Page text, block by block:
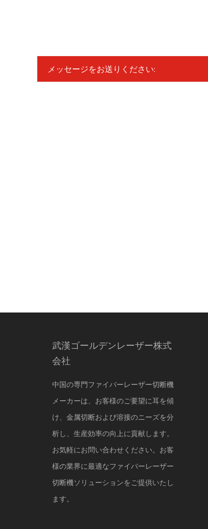
メッセージをお送りください:
武漢ゴールデンレーザー株式
会社
中国の専門ファイバーレーザー切断機
メーカーは、お客様のご要望に耳を傾
け、金属切断および溶接のニーズを分
析し、生産効率の向上に貢献します。
お気軽にお問い合わせください。お客
様の業界に最適なファイバーレーザー
切断機ソリューションをご提供いたし
ます。